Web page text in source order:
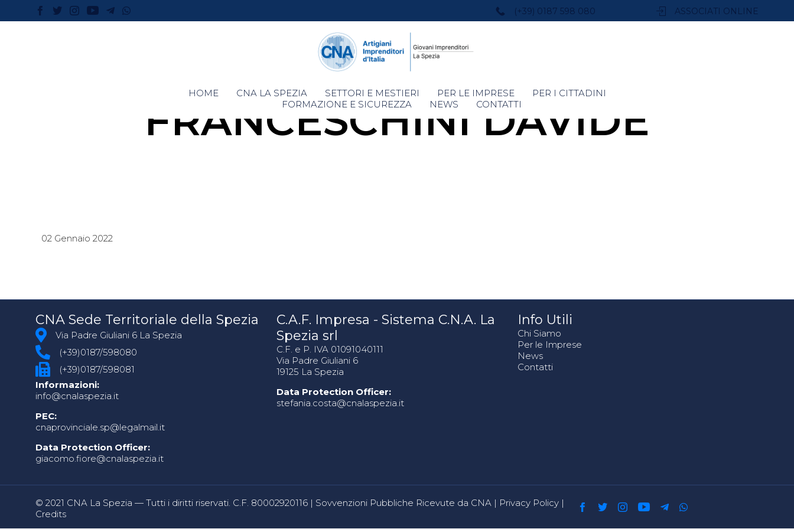
(+39) 0187 598 080 ASSOCIATI ONLINE
Skip
to
HOME CNA LA SPEZIA SETTORI E MESTIERI PER LE IMPRESE
PER I CITTADINI
FORMAZIONE E SICUREZZA
NEWS CONTATTI
FRANCESCHINI DAVIDE
02 Gennaio 2022
CNA Sede Territoriale della Spezia
Via Padre Giuliani 6 La Spezia
(+39)0187/598080
(+39)0187/598081
Informazioni:
info@cnalaspezia.it
PEC:
cnaprovinciale.sp@legalmail.it
Data Protection Officer:
giacomo.fiore@cnalaspezia.it
C.A.F. Impresa - Sistema C.N.A. La
Spezia srl
C.F. e P. IVA 01091040111
Via Padre Giuliani 6
19125 La Spezia
Data Protection Officer:
stefania.costa@cnalaspezia.it
Info Utili
Chi Siamo
Per le Imprese
News
Contatti
© 2021 CNA La Spezia — Tutti i diritti riservati. C.F. 80002920116 | Sovvenzioni Pubbliche Ricevute da CNA | Privacy Policy |
Credits